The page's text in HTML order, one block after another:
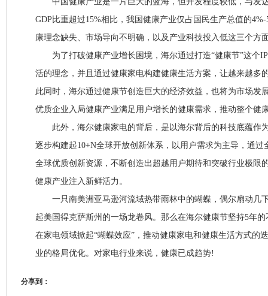
GDP比重超过15%相比，我国健康产业仅占国民生产总值的
康理念缺失、市场导向不明确，以及产业科技投入低这三个方
为了打破健康产业增长困境，海尔通过打造“健康节”这个
活的理念，并且通过健康家电构建健康生活方案，让越来越多
此同时，海尔通过健康节创造巨大的经济效益，也将为市场发
优质企业入局健康产业满足用户增长的健康需求，推动整个健
此外，海尔健康家电的背后，是以海尔背后的科技底蕴作
逐步构建起10+N全球开放创新体系，以用户需求为主导，通过
全球优质创新资源，不断创造出超越用户期待和突破行业极限
健康产业注入新鲜活力。
一只南美洲亚马逊河流域热带雨林中的蝴蝶，偶尔扇动几
起美国得克萨斯州的一场龙卷风。那么在海尔健康节坚持5年
在家电领域掀起“蝴蝶效应”，推动健康家电和健康生活方式的
业的格局优化。对家电行业来说，健康已成趋势!
分享到：